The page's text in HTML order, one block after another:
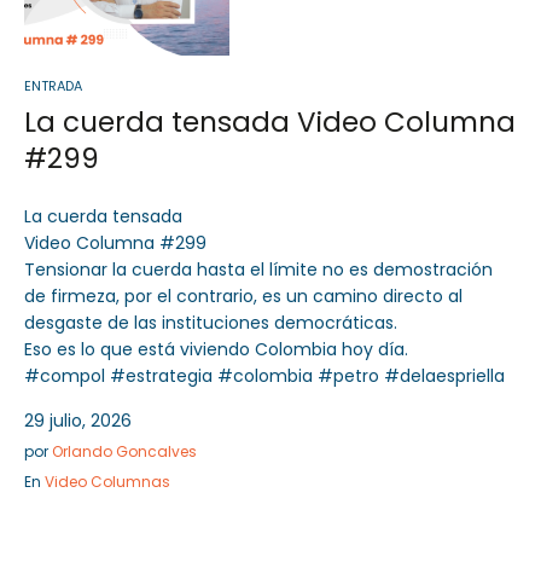
ENTRADA
La cuerda tensada Video Columna
#299
La cuerda tensada
Video Columna #299
Tensionar la cuerda hasta el límite no es demostración
de firmeza, por el contrario, es un camino directo al
desgaste de las instituciones democráticas.
Eso es lo que está viviendo Colombia hoy día.
#compol #estrategia #colombia #petro #delaespriella
29 julio, 2026
por Orlando Goncalves
En Video Columnas